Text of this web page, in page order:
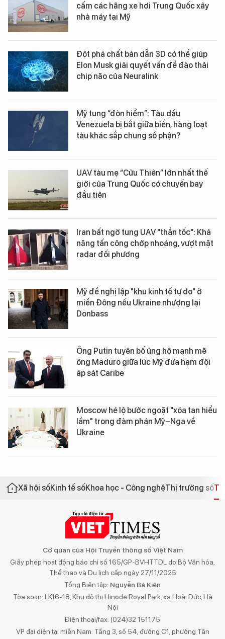
cấm các hãng xe hơi Trung Quốc xây
nhà máy tại Mỹ
Đột phá chất bán dẫn 3D có thể giúp
Elon Musk giải quyết vấn đề đào thải
chip não của Neuralink
Mỹ tung “đòn hiểm”: Tàu dầu
Venezuela bị bắt giữa biển, hàng loạt
tàu khác sắp chung số phận?
UAV tàu mẹ “Cửu Thiên” lớn nhất thế
giới của Trung Quốc có chuyến bay
đầu tiên
Iran bất ngờ tung UAV "thần tốc": Khả
năng tấn công chớp nhoáng, vượt mặt
radar đối phương
Mỹ đề nghị lập "khu kinh tế tự do" ở
miền Đông nếu Ukraine nhượng lại
Donbass
Ông Putin tuyên bố ủng hộ mạnh mẽ
ông Maduro giữa lúc Mỹ đưa hạm đội
áp sát Caribe
Moscow hé lộ bước ngoặt "xóa tan hiểu
lầm" trong đàm phán Mỹ–Nga về
Ukraine
Xã hội sốKinh tế sốKhoa học - Công nghệThị trường số
Cơ quan của Hội Truyền thông số Việt Nam
Giấy phép hoạt động báo chí số 165/GP-BVHTTDL do Bộ Văn hóa,
Thể thao và Du lịch cấp ngày 27/11/2025
Tổng Biên tập: Nguyễn Bá Kiên
Tòa soạn: LK16-18, Khu đô thị Hinode Royal Park, xã Hoài Đức, Hà
Nội
Điện thoại/fax: (024)32 151175
VP đại diện tại miền Nam: Tầng 3, số 54, đường C1, phường Tân